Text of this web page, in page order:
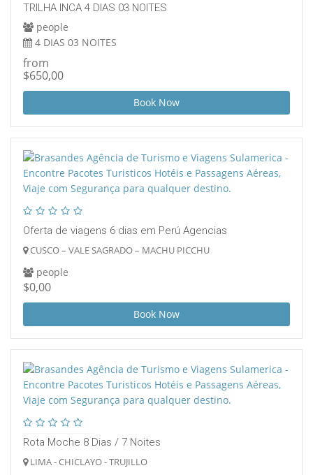
TRILHA INCA 4 DIAS 03 NOITES
people
4 DIAS 03 NOITES
from
$650,00
Book Now
Oferta de viagens 6 dias em Perú Agencias
CUSCO – VALE SAGRADO – MACHU PICCHU
people
$0,00
Book Now
Rota Moche 8 Dias / 7 Noites
LIMA - CHICLAYO - TRUJILLO